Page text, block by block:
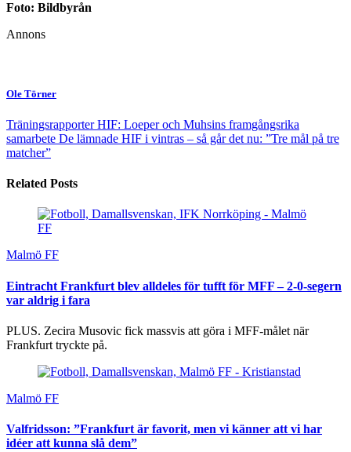
Foto: Bildbyrån
Annons
Ole Törner
Träningsrapporter HIF: Loeper och Muhsins framgångsrika
samarbete De lämnade HIF i vintras – så går det nu: ”Tre mål på tre
matcher”
Related Posts
Malmö FF
Eintracht Frankfurt blev alldeles för tufft för MFF – 2-0-segern
var aldrig i fara
PLUS. Zecira Musovic fick massvis att göra i MFF-målet när
Frankfurt tryckte på.
Malmö FF
Valfridsson: ”Frankfurt är favorit, men vi känner att vi har
idéer att kunna slå dem”